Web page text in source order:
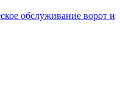
обслуживание ворот и